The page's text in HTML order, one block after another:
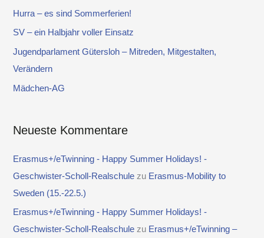
c
h
:
Hurra – es sind Sommerferien!
SV – ein Halbjahr voller Einsatz
Jugendparlament Gütersloh – Mitreden, Mitgestalten,
Verändern
Mädchen-AG
Neueste Kommentare
Erasmus+/eTwinning - Happy Summer Holidays! -
Geschwister-Scholl-Realschule zu Erasmus-Mobility to
Sweden (15.-22.5.)
Erasmus+/eTwinning - Happy Summer Holidays! -
Geschwister-Scholl-Realschule zu Erasmus+/eTwinning –